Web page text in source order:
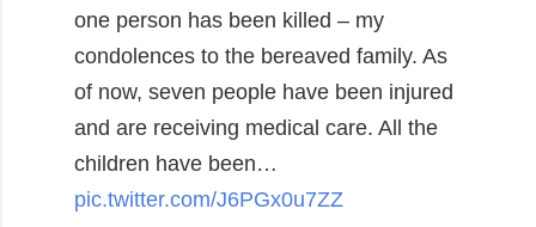
one person has been killed – my
condolences to the bereaved family. As
of now, seven people have been injured
and are receiving medical care. All the
children have been…
pic.twitter.com/J6PGx0u7ZZ